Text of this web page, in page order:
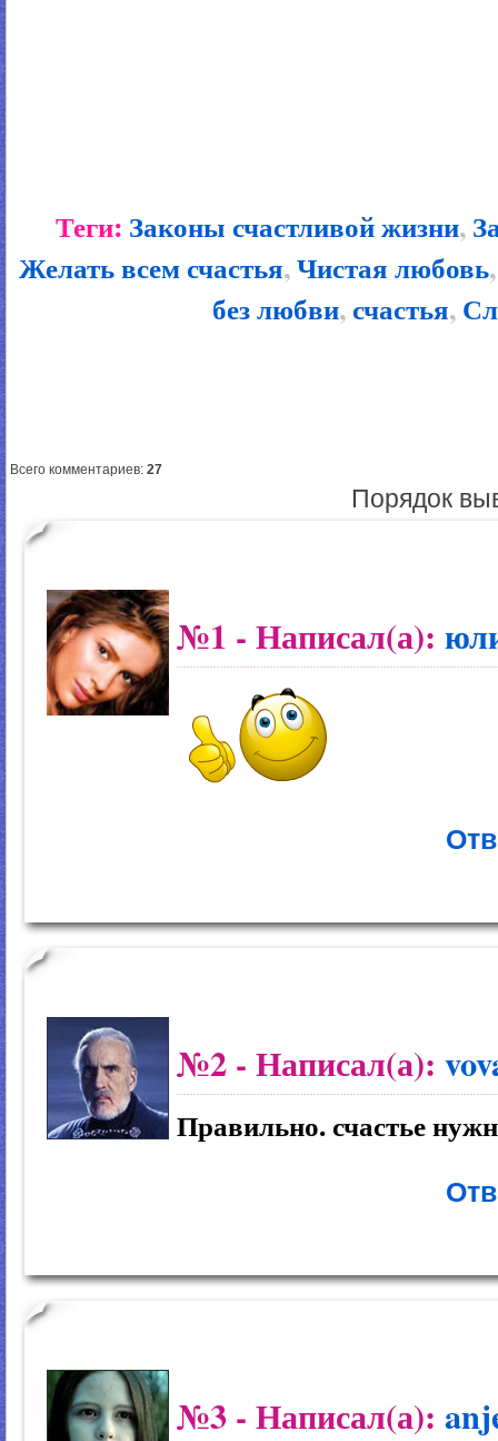
Теги: Законы счастливой жизни,
Желать всем счастья,Чистая любовь
без любви,счастья,
Всего комментариев: 27
Порядок
№1 - Написал(а):
№2 - Написал(а):
Правильно. счастье
№3 - Написал(а):